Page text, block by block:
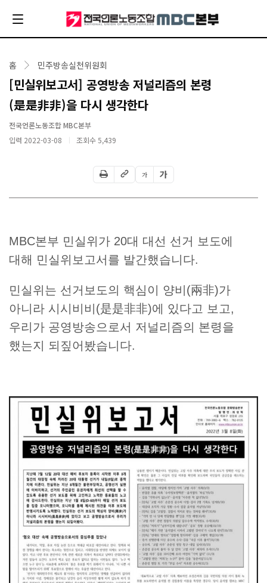
홈 민주방송실천위원회
[민실위보고서] 공영방송 저널리즘의 본령
(是是非非)을 다시 생각한다
전국언론노동조합 MBC본부
입력 2022-03-08
조회수5,439
가 가
MBC본부 민실위가 20대 대선 선거 보도에
대해 민실위보고서를 발간했습니다.
민실위는 선거보도의 핵심이 양비(兩非)가
아니라 시시비비(是是非非)에 있다고 보고,
우리가 공영방송으로서 저널리즘의 본령을
했는지 되짚어봤습니다.